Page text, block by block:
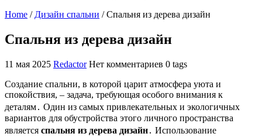
Home / Дизайн спальни /Спальня из дерева дизайн
Спальня из дерева дизайн
11 мая 2025 Redactor Нет комментариев 0 tags
Создание спальни, в которой царит атмосфера уюта и
спокойствия, – задача, требующая особого внимания к
деталям․ Один из самых привлекательных и экологичных
вариантов для обустройства этого личного пространства
является спальня из дерева дизайн․ Использование